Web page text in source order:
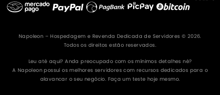
Napoleon – Hospedagem e Revenda Dedicada de Servidores © 2026.
Todos os direitos estão reservados.
Leu até aqui? Anda preocupado com os mínimos detalhes né?
A Napoleon possuí os melhores servidores com recursos dedicados para o
alavancar o seu negócio. Faça um teste hoje mesmo.